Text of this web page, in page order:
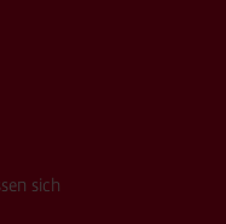
sich